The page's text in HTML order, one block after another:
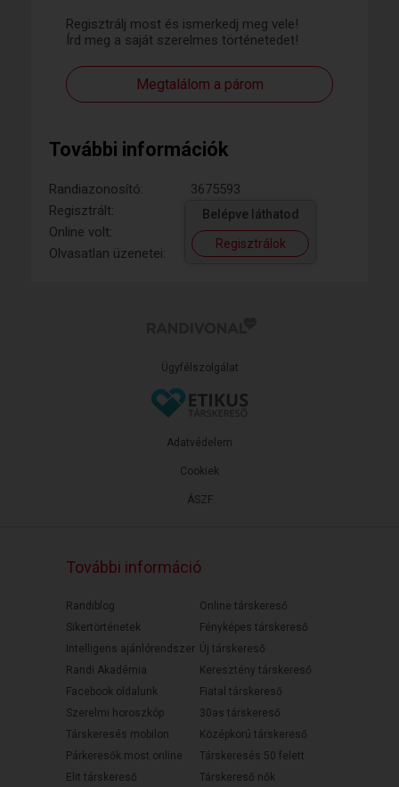
Regisztrálj most és ismerkedj meg vele!
Írd meg a saját szerelmes történetedet!
Megtalálom a párom
További információk
Randiazonosító:
3675593
Regisztrált:
Online volt:
Olvasatlan üzenetei:
Belépve láthatod
Regisztrálok
Ügyfélszolgálat
ÁSZF
Adatvédelem
Cookiek
További információ
Randiblog
Sikertörténetek
Intelligens ajánlórendszer
Randi Akadémia
Facebook oldalunk
Szerelmi horoszkóp
Társkeresés mobilon
Párkeresők most online
Elit társkereső
Online társkereső
Fényképes társkereső
Új társkereső
Keresztény társkereső
Fiatal társkereső
30as társkereső
Középkorú társkereső
Társkeresés 50 felett
Társkereső nők